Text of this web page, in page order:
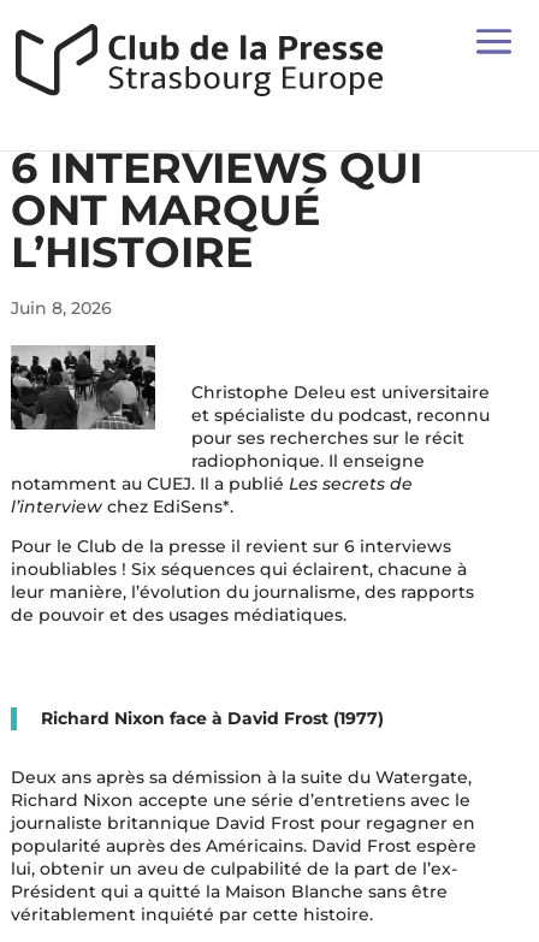
6 INTERVIEWS QUI
ONT MARQUÉ
L’HISTOIRE
Juin 8, 2026
Christophe Deleu est universitaire
et spécialiste du podcast, reconnu
pour ses recherches sur le récit
radiophonique. Il enseigne
notamment au CUEJ. Il a publié Les secrets de
l’interviewchez EdiSens*.
Pour le Club de la presse il revient sur 6 interviews
inoubliables ! Six séquences qui éclairent, chacune à
leur manière, l’évolution du journalisme, des rapports
de pouvoir et des usages médiatiques.
Richard Nixon face à David Frost (1977)
Deux ans après sa démission à la suite du Watergate,
Richard Nixon accepte une série d’entretiens avec le
journaliste britannique David Frost pour regagner en
popularité auprès des Américains. David Frost espère
lui, obtenir un aveu de culpabilité de la part de l’ex-
Président qui a quitté la Maison Blanche sans être
véritablement inquiété par cette histoire.